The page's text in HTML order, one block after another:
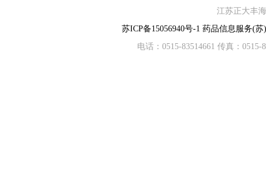
江苏正大丰
苏ICP备15056940号-1 药品信息服务(苏
电话：0515-83514661 传真：